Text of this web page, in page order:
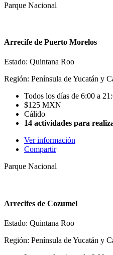
Parque Nacional
Arrecife de Puerto Morelos
Estado: Quintana Roo
Región: Península de Yucatán y
Todos los días de 6:00 a
$125 MXN
Cálido
14 actividades para
Ver información
Compartir
Parque Nacional
Arrecifes de Cozumel
Estado: Quintana Roo
Región: Península de Yucatán y